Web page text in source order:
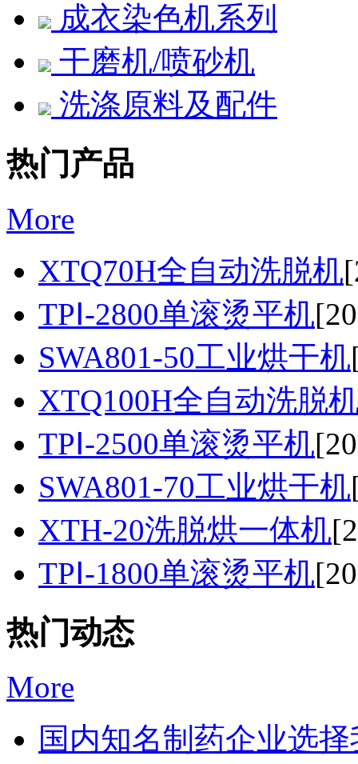
成衣染色机系列
干磨机/喷砂机
洗涤原料及配件
热门产品
More
XTQ70H全自动洗脱机
TPⅠ-2800单滚烫平机
SWA801-50工业烘干机
XTQ100H全自动洗脱
TPⅠ-2500单滚烫平机
SWA801-70工业烘干机
XTH-20洗脱烘一体机
TPⅠ-1800单滚烫平机
热门动态
More
国内知名制药企业选择